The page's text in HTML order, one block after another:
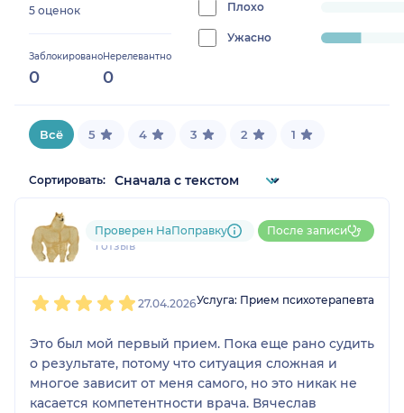
5 оценок
Заблокировано
0
Нерелевантно
0
Плохо
progress:
Ужасно
14.285714285714285%
Всё 5 4 3 2 1
Сортировать:
Вячеслав
1 отзыв
Проверен НаПоправку После записи
27.04.2026Услуга: Прием психотерапевта
Это был мой первый прием. Пока еще рано судить
о результате, потому что ситуация сложная и
многое зависит от меня самого, но это никак не
касается компетентности врача. Вячеслав